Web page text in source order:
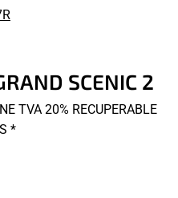
SCENIC 2
TVA 20% RECUPERABLE
*